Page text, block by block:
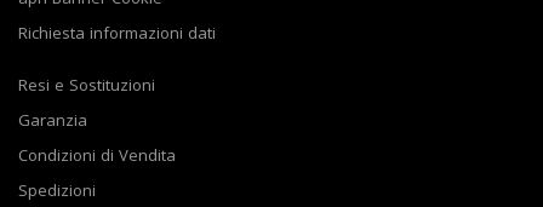
Richiesta informazioni dati
Resi e Sostituzioni
Garanzia
Condizioni di Vendita
Spedizioni